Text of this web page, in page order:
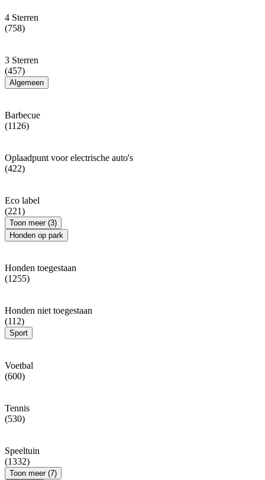
4 Sterren
(758)
3 Sterren
(457)
Algemeen
Barbecue
(1126)
Oplaadpunt voor electrische auto's
(422)
Eco label
(221)
Toon meer (3)
Honden op park
Honden toegestaan
(1255)
Honden niet toegestaan
(112)
Sport
Voetbal
(600)
Tennis
(530)
Speeltuin
(1332)
Toon meer (7)